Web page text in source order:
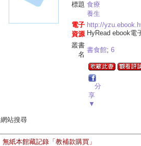
標題 食療
養生
電子
資源
http://
HyRead ebook電
叢書
名
書食館; 6
分
享
▼
網站搜尋
無紙本館藏記錄「教補款購買」